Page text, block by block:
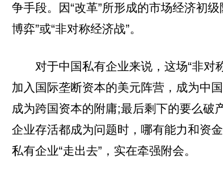
争手段。因“改革”所形成的市场经济初
博弈”或“非对称经济战”。
对于中国私有企业来说，这场“非
加入国际垄断资本的美元阵营，成为中
成为跨国资本的附庸;最后剩下的要么破
企业存活都成为问题时，哪有能力和资
私有企业“走出去”，实在牵强附会。